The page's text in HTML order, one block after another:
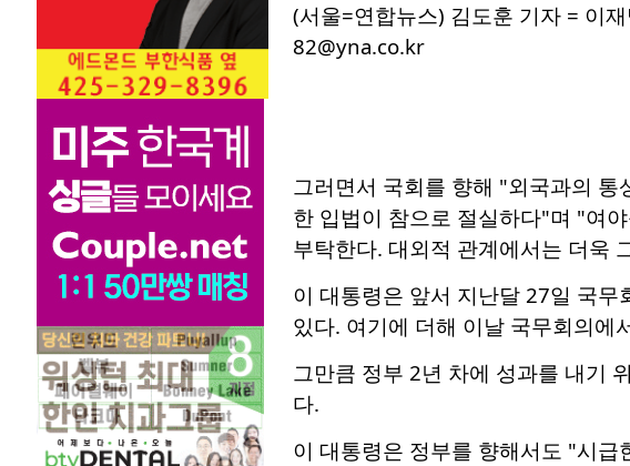
(서울=연합뉴스) 김도훈 기자 = 이
82@yna.co.kr
그러면서 국회를 향해 "외국과의 통
한 입법이 참으로 절실하다"며 "여
부탁한다. 대외적 관계에서는 더욱
이 대통령은 앞서 지난달 27일 국
있다. 여기에 더해 이날 국무회의에
그만큼 정부 2년 차에 성과를 내기
다.
이 대통령은 정부를 향해서도 "시